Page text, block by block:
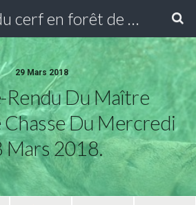
Vénerie du cerf en forêt de Compiègne
29 Mars 2018
Rendu Du Maître
Chasse Du Mercredi
Mars 2018.